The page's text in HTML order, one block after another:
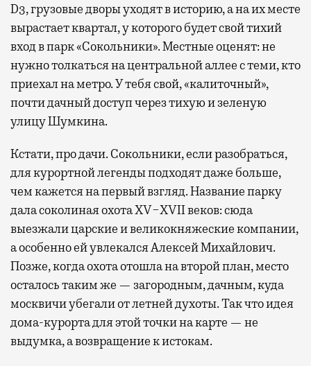
D3, грузовые дворы уходят в историю, а на их месте
вырастает квартал, у которого будет свой тихий
вход в парк «Сокольники». Местные оценят: не
нужно толкаться на центральной аллее с теми, кто
приехал на метро. У тебя свой, «калиточный»,
почти дачный доступ через тихую и зеленую
улицу Шумкина.
Кстати, про дачи. Сокольники, если разобраться,
для курортной легенды подходят даже больше,
чем кажется на первый взгляд. Название парку
дала соколиная охота XV−XVII веков: сюда
выезжали царские и великокняжеские компании,
а особенно ей увлекался Алексей Михайлович.
Позже, когда охота отошла на второй план, место
осталось таким же — загородным, дачным, куда
москвичи убегали от летней духоты. Так что идея
дома-курорта для этой точки на карте — не
выдумка, а возвращение к истокам.